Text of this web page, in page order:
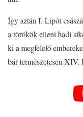
Így aztán I. Lipót
a törökök elleni hadi
ki a megfelelő
bár természetesen